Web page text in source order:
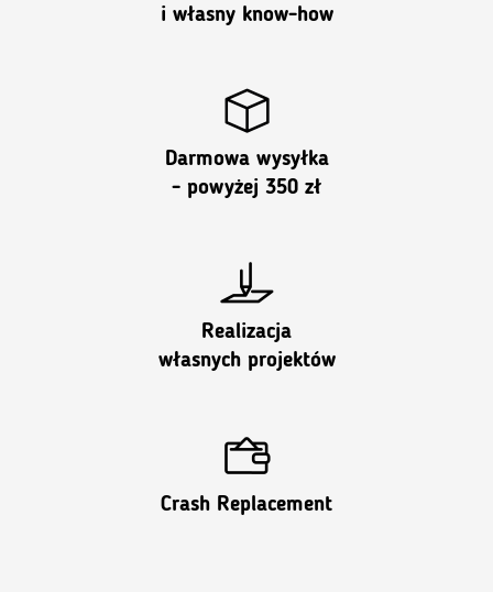
i własny know-how
Darmowa wysyłka
- powyżej 350 zł
Realizacja
własnych projektów
Crash Replacement